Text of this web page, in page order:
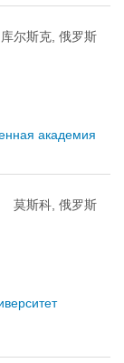
库尔斯克, 俄罗斯
академия
莫斯科, 俄罗斯